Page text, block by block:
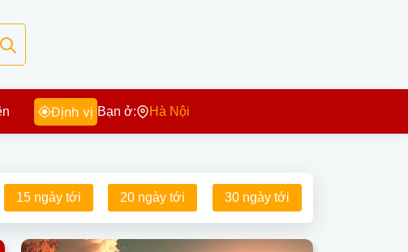
Định vị Bạn ở: Hà Nội
15 ngày tới 20 ngày tới 30 ngày tới